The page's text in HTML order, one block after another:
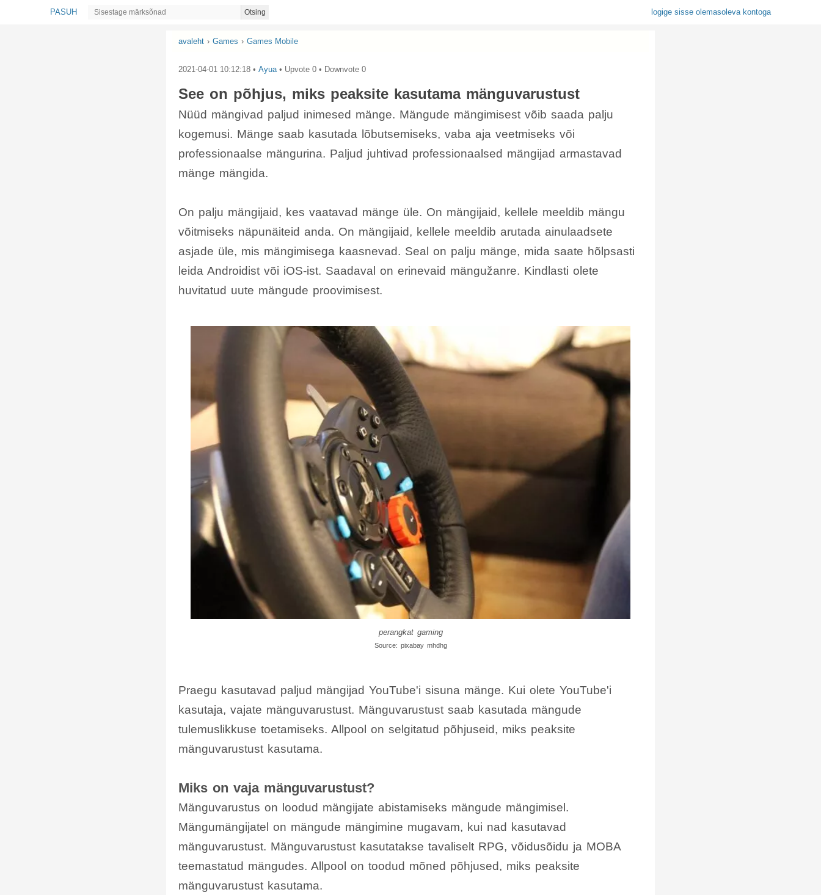
PASUH Otsing logige sisse olemasoleva kontoga
avaleht › Games › Games Mobile
2021-04-01 10:12:18 • Ayua• Upvote 0 • Downvote 0
See on põhjus, miks peaksite kasutama mänguvarustust
Nüüd mängivad paljud inimesed mänge. Mängude mängimisest võib saada palju
kogemusi. Mänge saab kasutada lõbutsemiseks, vaba aja veetmiseks või
professionaalse mängurina. Paljud juhtivad professionaalsed mängijad armastavad
mänge mängida.
On palju mängijaid, kes vaatavad mänge üle. On mängijaid, kellele meeldib mängu
võitmiseks näpunäiteid anda. On mängijaid, kellele meeldib arutada ainulaadsete
asjade üle, mis mängimisega kaasnevad. Seal on palju mänge, mida saate hõlpsasti
leida Androidist või iOS-ist. Saadaval on erinevaid mängužanre. Kindlasti olete
huvitatud uute mängude proovimisest.
perangkat gaming
Source: pixabay mhdhg
Praegu kasutavad paljud mängijad YouTube'i sisuna mänge. Kui olete YouTube'i
kasutaja, vajate mänguvarustust. Mänguvarustust saab kasutada mängude
tulemuslikkuse toetamiseks. Allpool on selgitatud põhjuseid, miks peaksite
mänguvarustust kasutama.
Miks on vaja mänguvarustust?
Mänguvarustus on loodud mängijate abistamiseks mängude mängimisel.
Mängumängijatel on mängude mängimine mugavam, kui nad kasutavad
mänguvarustust. Mänguvarustust kasutatakse tavaliselt RPG, võidusõidu ja MOBA
teemastatud mängudes. Allpool on toodud mõned põhjused, miks peaksite
mänguvarustust kasutama.